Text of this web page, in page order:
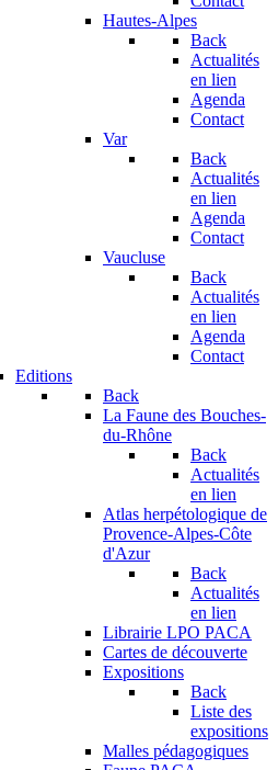
Hautes-Alpes
Back
Actualités
en lien
Agenda
Contact
Var
Back
Actualités
en lien
Agenda
Contact
Vaucluse
Back
Actualités
en lien
Agenda
Contact
Editions
Back
La Faune des Bouches-
du-Rhône
Back
Actualités
en lien
Atlas herpétologique de
Provence-Alpes-Côte
d'Azur
Back
Actualités
en lien
Librairie LPO PACA
Cartes de découverte
Expositions
Back
Liste des
expositions
Malles pédagogiques